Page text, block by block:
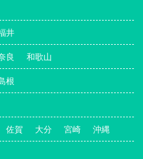
井
良 和歌山
根
佐賀 大分 宮崎 沖縄